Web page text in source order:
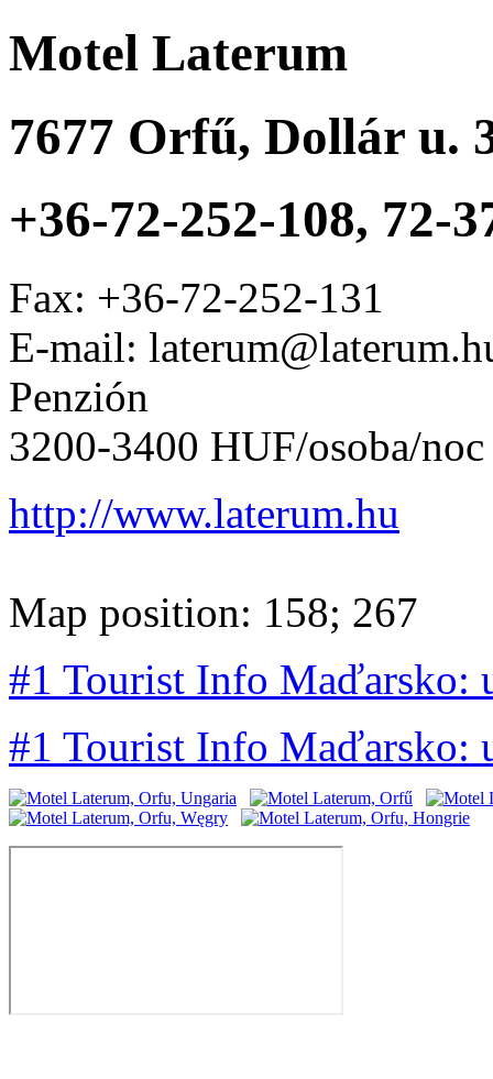
Motel Laterum
7677 Orfű, Dollár u.
+36-72-252-108, 72-
Fax: +36-72-252-131
E-mail:
Penzión
3200-3400 HUF/osoba/noc
http://www.laterum.hu
Map position: 158; 267
#1 Tourist Info Maďarsko:
#1 Tourist Info Maďarsko: